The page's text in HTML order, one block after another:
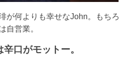
が何よりも幸せなJohn。もちろ
自営業。
口がモットー。